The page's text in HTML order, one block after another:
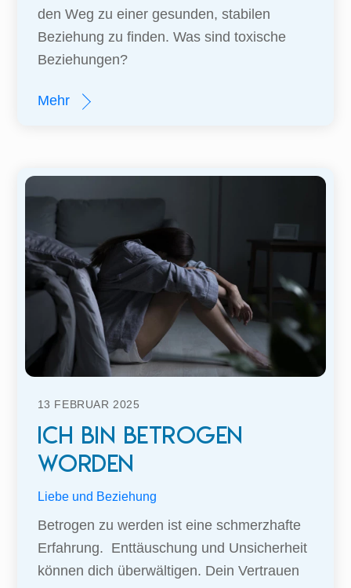
den Weg zu einer gesunden, stabilen
Beziehung zu finden. Was sind toxische
Beziehungen?
Mehr
13 FEBRUAR 2025
Ich bin betrogen
worden
Liebe und Beziehung
Betrogen zu werden ist eine schmerzhafte
Erfahrung. Enttäuschung und Unsicherheit
können dich überwältigen. Dein Vertrauen